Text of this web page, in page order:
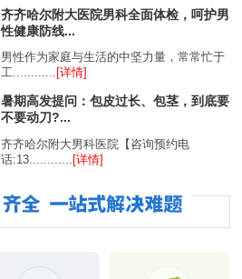
齐齐哈尔附大医院男科全面体检，呵护男
性健康防线...
男性作为家庭与生活的中坚力量，常常忙于
工............ [详情]
暑期高发提问：包皮过长、包茎，到底要
不要动刀?...
齐齐哈尔附大男科医院【咨询预约电
话:13............
[详情]